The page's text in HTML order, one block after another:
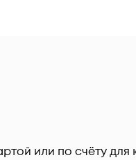
или по счёту